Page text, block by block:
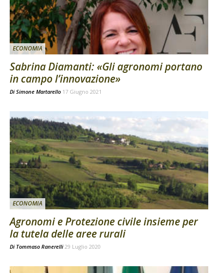
ECONOMIA
Sabrina Diamanti: «Gli agronomi portano
in campo l’innovazione»
Di Simone Martarello 17 Giugno 2021
ECONOMIA
Agronomi e Protezione civile insieme per
la tutela delle aree rurali
Di Tommaso Ranerelli 29 Luglio 2020